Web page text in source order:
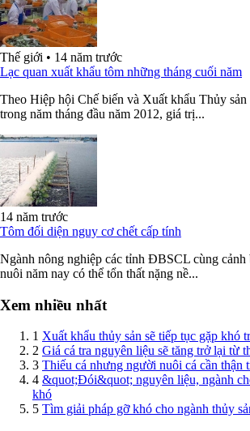
Thế giới • 14 năm trước
Lạc quan xuất khẩu tôm những tháng cuối năm
Theo Hiệp hội Chế biến và Xuất khẩu Thủy
trong năm tháng đầu năm 2012, giá trị...
14 năm trước
Tôm đối diện nguy cơ chết cấp tính
Ngành nông nghiệp các tỉnh ĐBSCL cùng cảnh
nuôi năm nay có thể tổn thất nặng nề...
Xem nhiều nhất
1 Xuất khẩu thủy sản sẽ tiếp tục gặp khó
2 Giá cá tra nguyên liệu sẽ tăng trở lại từ
3 Thiếu cá nhưng người nuôi cá cần thận
4 &quot;Đói&quot; nguyên liệu, ngành
khó
5 Tìm giải pháp gỡ khó cho ngành thủy